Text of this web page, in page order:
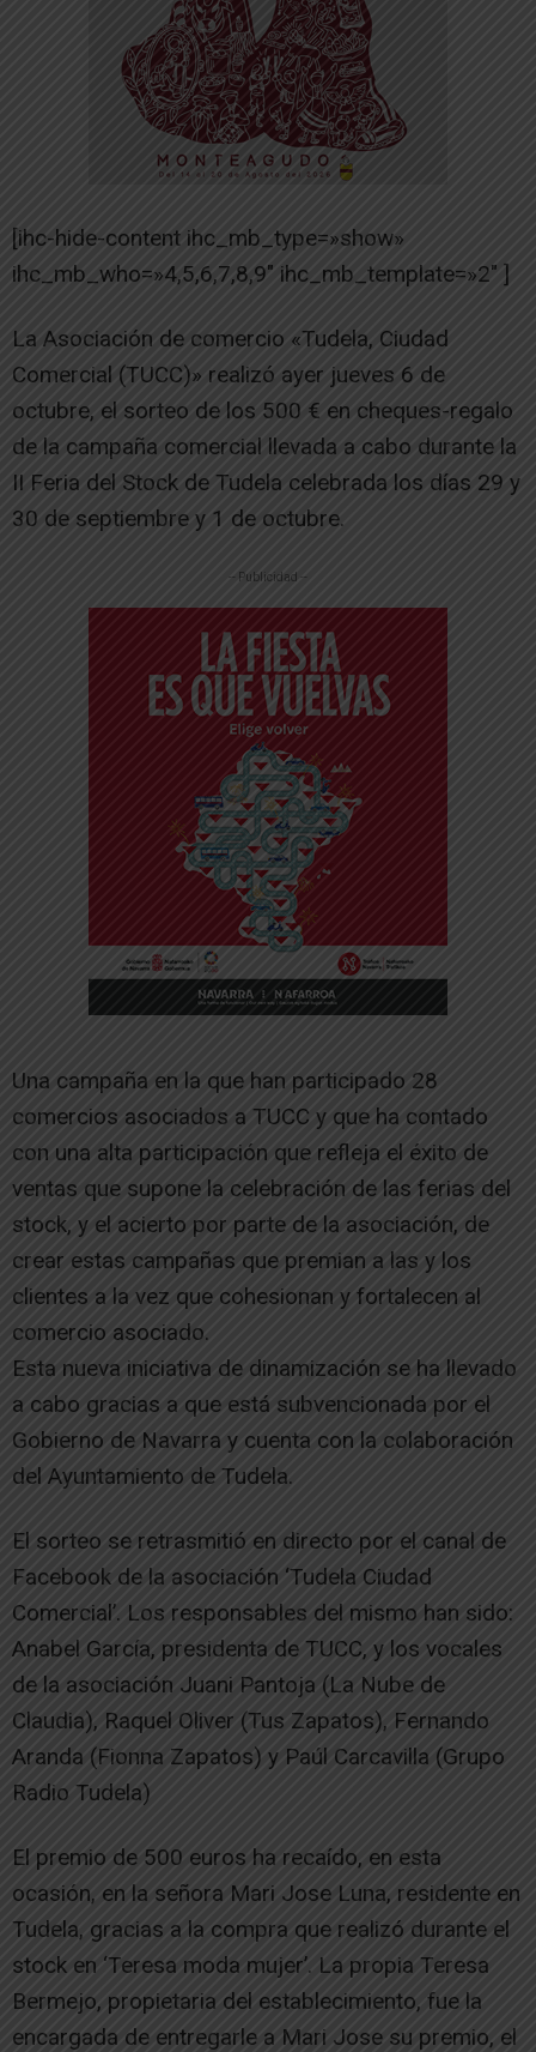
[ihc-hide-content ihc_mb_type=»show»
ihc_mb_who=»4,5,6,7,8,9″ ihc_mb_template=»2″ ]
La Asociación de comercio «Tudela, Ciudad
Comercial (TUCC)» realizó ayer jueves 6 de
octubre, el sorteo de los 500 € en cheques-regalo
de la campaña comercial llevada a cabo durante la
II Feria del Stock de Tudela celebrada los días 29 y
30 de septiembre y 1 de octubre.
-- Publicidad --
Una campaña en la que han participado 28
comercios asociados a TUCC y que ha contado
con una alta participación que refleja el éxito de
ventas que supone la celebración de las ferias del
stock, y el acierto por parte de la asociación, de
crear estas campañas que premian a las y los
clientes a la vez que cohesionan y fortalecen al
comercio asociado.
Esta nueva iniciativa de dinamización se ha llevado
a cabo gracias a que está subvencionada por el
Gobierno de Navarra y cuenta con la colaboración
del Ayuntamiento de Tudela.
El sorteo se retrasmitió en directo por el canal de
Facebook de la asociación ‘Tudela Ciudad
Comercial’. Los responsables del mismo han sido:
Anabel García, presidenta de TUCC, y los vocales
de la asociación Juani Pantoja (La Nube de
Claudia), Raquel Oliver (Tus Zapatos), Fernando
Aranda (Fionna Zapatos) y Paúl Carcavilla (Grupo
Radio Tudela)
El premio de 500 euros ha recaído, en esta
ocasión, en la señora Mari Jose Luna, residente en
Tudela, gracias a la compra que realizó durante el
stock en ‘Teresa moda mujer’. La propia Teresa
Bermejo, propietaria del establecimiento, fue la
encargada de entregarle a Mari Jose su premio, el